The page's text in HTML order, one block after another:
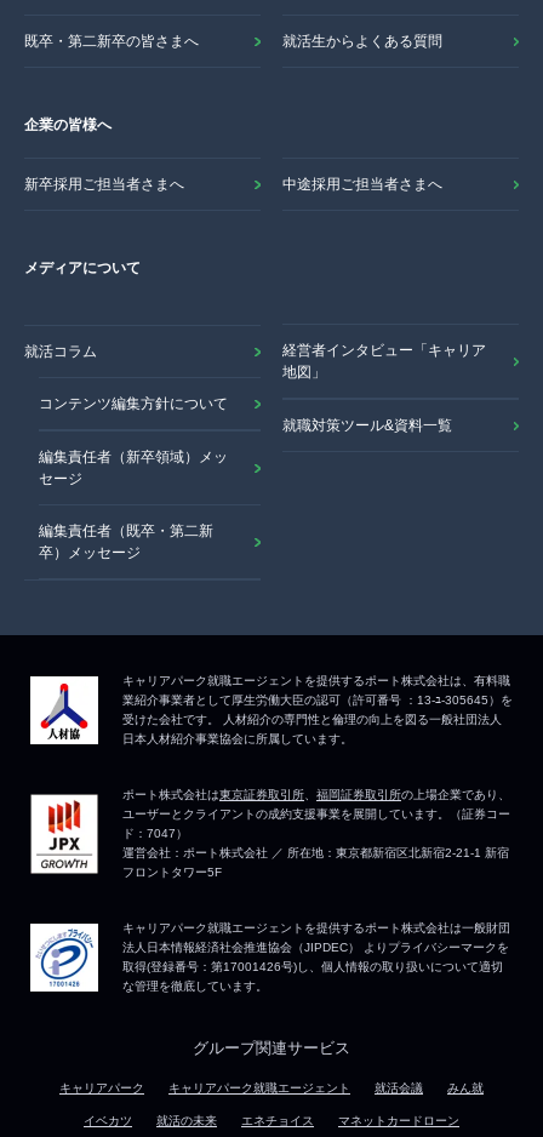
既卒・第二新卒の皆さまへ 就活生からよくある質問
企業の皆様へ
新卒採用ご担当者さまへ 中途採用ご担当者さまへ
メディアについて
就活コラム
コンテンツ編集方針について
編集責任者（新卒領域）メッ
セージ
編集責任者（既卒・第二新
卒）メッセージ
経営者インタビュー「キャリア
地図」
就職対策ツール&資料一覧